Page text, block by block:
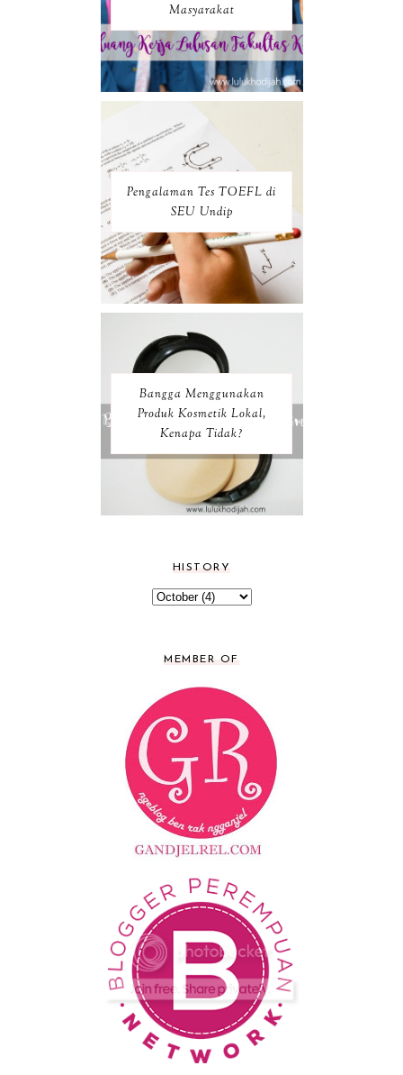
Masyarakat
Pengalaman Tes TOEFL di
SEU Undip
Bangga Menggunakan
Produk Kosmetik Lokal,
Kenapa Tidak?
HISTORY
MEMBER OF